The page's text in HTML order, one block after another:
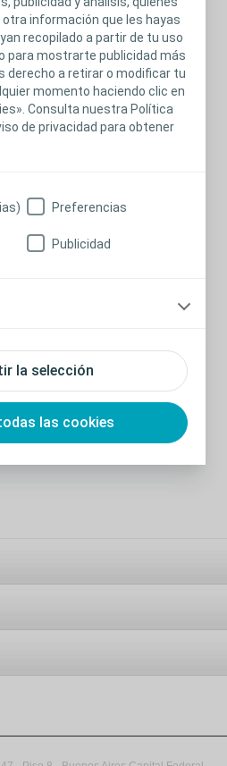
información que les hayas
recopilado a partir de tu uso
para mostrarte publicidad más
derecho a retirar o modificar tu
momento haciendo clic en
Consulta nuestra Política
de privacidad para obtener
la selección
las cookies
Preferencias
Publicidad
video
del tapón
Cerrar